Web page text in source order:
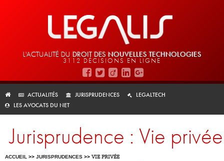
L'ACTUALITÉ DU DROIT DES NOUVELLES TECHNOLOGIES
3112 DÉCISIONS EN LIGNE
ACTUALITÉS JURISPRUDENCES
LEGALTECH
LES AVOCATS DU NET
Jurisprudence : Vie privée
ACCUEIL >> JURISPRUDENCES >> VIE PRIVÉE